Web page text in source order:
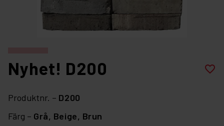
Nyhet! D200 favorite_border
Produktnr. – D200
Färg – Grå, Beige, Brun